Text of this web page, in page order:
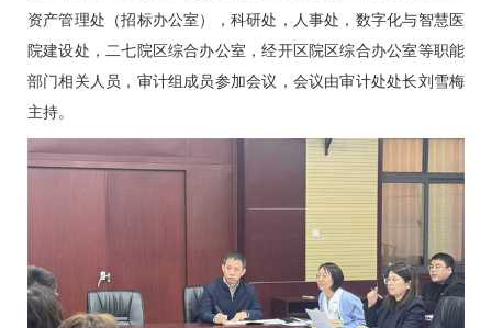
资产管理处（招标办公室），科研处，人事处，数字化与智慧医
院建设处， 二七院区综合办公室，经开区院区综合办公室等职能
部门相关人员，审计组成员参加会议，会议由审计处处长刘雪梅
主持。